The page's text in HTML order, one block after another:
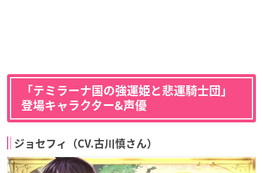
「テミラーナ国の強運姫と悲運騎士団」
登場キャラクター&声優
ジョセフィ（CV.古川慎さん）